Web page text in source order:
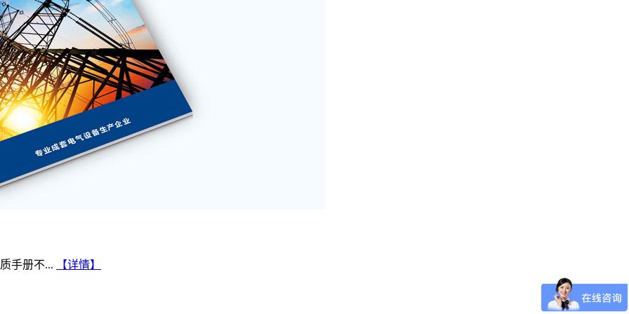
手册不... 【详情】